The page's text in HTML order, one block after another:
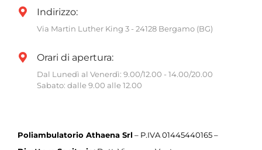
Indirizzo:
Via Martin Luther King 3 - 24128 Bergamo (BG)
Orari di apertura:
Dal Lunedì al Venerdì: 9.00/12.00 - 14.00/20.00
Sabato: dalle 9.00 alle 12.00
Poliambulatorio Athaena Srl – P.IVA 01445440165 –